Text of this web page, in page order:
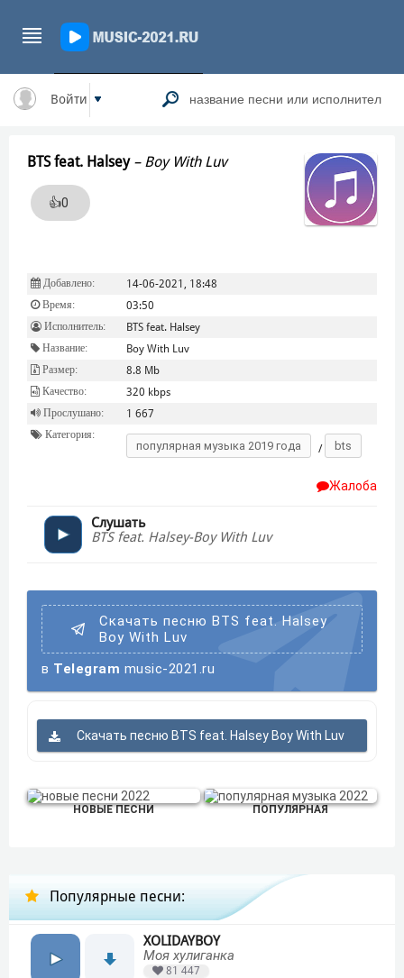
Войти
BTS feat. Halsey – Boy With Luv
👍0
Добавлено: 14-06-2021, 18:48
Время: 03:50
Исполнитель: BTS feat. Halsey
Название: Boy With Luv
Размер: 8.8 Mb
Качество: 320 kbps
Прослушано: 1 667
Категория:
популярная музыка 2019 года / bts
Жалоба
Слушать
BTS feat. Halsey-Boy With Luv
Скачать песню BTS feat. Halsey
Boy With Luv
в Telegram music-2021.ru
Скачать песню BTS feat. Halsey Boy With Luv
НОВЫЕ ПЕСНИ ПОПУЛЯРНАЯ
Популярные песни:
XOLIDAYBOY
Моя хулиганка
81 447